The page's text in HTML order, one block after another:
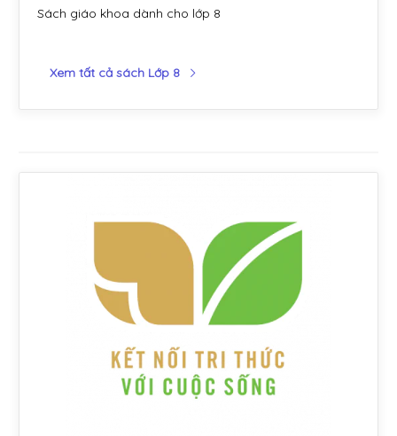
Sách giáo khoa dành cho lớp 8
Xem tất cả sách Lớp 8